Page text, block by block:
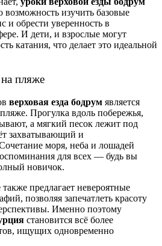
изучить базовые
и обрести уверенность в
И дети, и взрослые могут
катания, что делает это идеальной
пляже
верховая езда бодрум является
Прогулка вдоль побережья,
а мягкий песок лежит под
захватывающий и
моря, неба и лошадей
для всех — будь вы
новичок.
также предлагает невероятные
позволяя запечатлеть красоту
Именно поэтому
становится всё более
ищущих одновременно